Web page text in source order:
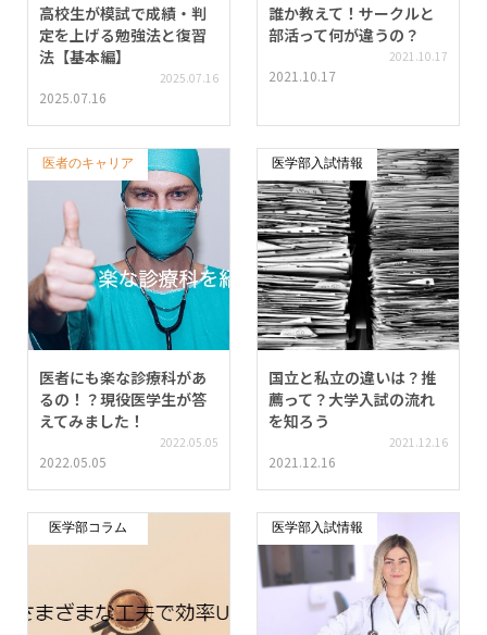
高校生が模試で成績・判
定を上げる勉強法と復習
法【基本編】
2025.07.16
2025.07.16
誰か教えて！サークルと
部活って何が違うの？
2021.10.17
2021.10.17
医者のキャリア
医者にも楽な診療科があ
るの！？現役医学生が答
えてみました！
2022.05.05
2022.05.05
医学部入試情報
国立と私立の違いは？推
薦って？大学入試の流れ
を知ろう
2021.12.16
2021.12.16
医学部コラム 医学部入試情報